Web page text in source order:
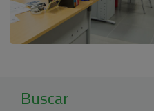
Buscar